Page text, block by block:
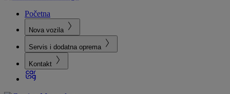
Početna
Nova vozila
Servis i dodatna oprema
Kontakt